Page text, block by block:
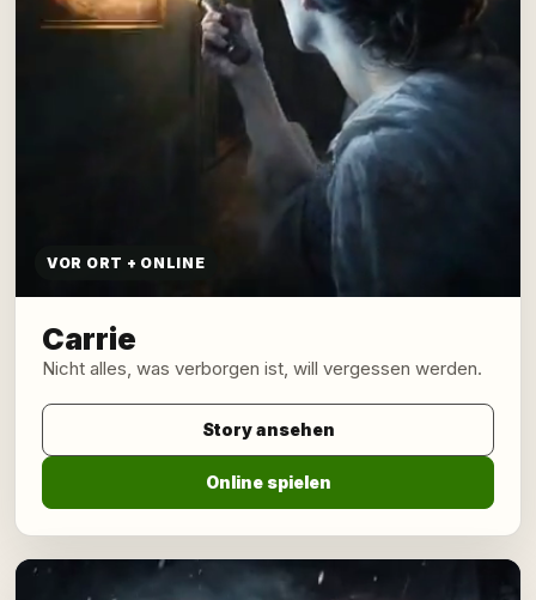
VOR ORT + ONLINE
Carrie
Nicht alles, was verborgen ist, will vergessen werden.
Story ansehen
Online spielen